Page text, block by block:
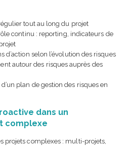
tout au long du projet
continu : reporting, indicateurs de
d’action selon l’évolution des risques
autour des risques auprès des
plan de gestion des risques en
dans un
complexe
projets complexes : multi-projets,